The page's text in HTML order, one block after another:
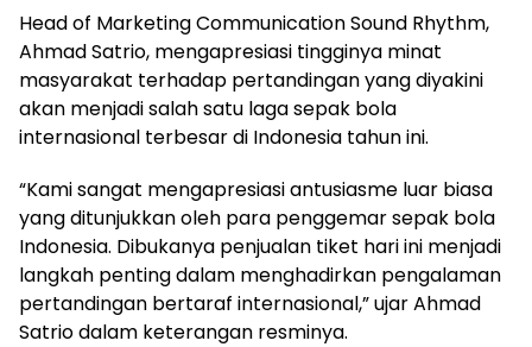
Head of Marketing Communication Sound Rhythm,
Ahmad Satrio, mengapresiasi tingginya minat
masyarakat terhadap pertandingan yang diyakini
akan menjadi salah satu laga sepak bola
internasional terbesar di Indonesia tahun ini.
“Kami sangat mengapresiasi antusiasme luar biasa
yang ditunjukkan oleh para penggemar sepak bola
Indonesia. Dibukanya penjualan tiket hari ini menjadi
langkah penting dalam menghadirkan pengalaman
pertandingan bertaraf internasional,” ujar Ahmad
Satrio dalam keterangan resminya.